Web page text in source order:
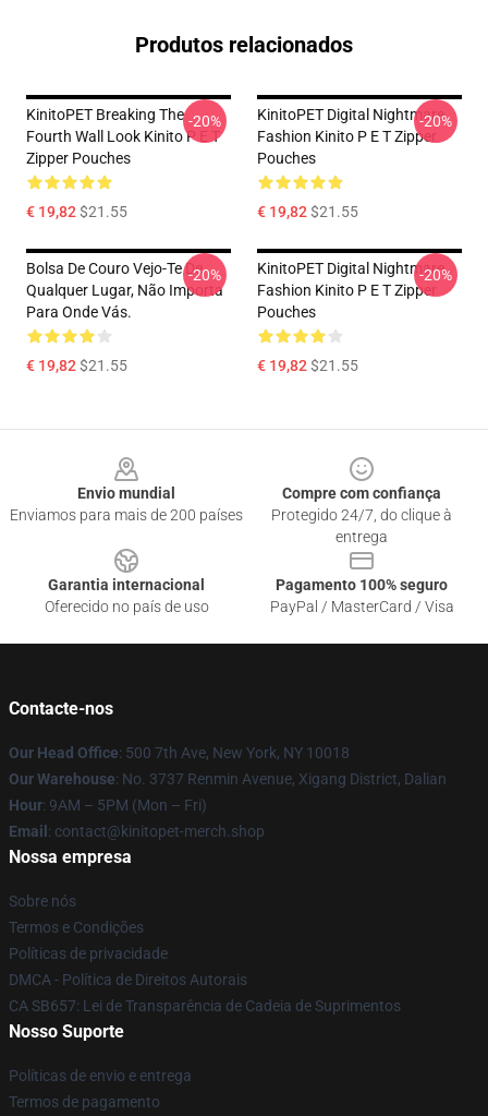
Produtos relacionados
KinitoPET Breaking The
Fourth Wall Look Kinito P E T
Zipper Pouches
€ 19,82$21.55
-20%
KinitoPET Digital Nightmare
Fashion Kinito P E T Zipper
Pouches
€ 19,82$21.55
-20%
Bolsa De Couro Vejo-Te De
Qualquer Lugar, Não Importa
Para Onde Vás.
€ 19,82$21.55
-20%
KinitoPET Digital Nightmare
Fashion Kinito P E T Zipper
Pouches
€ 19,82$21.55
-20%
Envio mundial
Enviamos para mais de 200 países
Compre com confiança
Protegido 24/7, do clique à
entrega
Garantia internacional
Oferecido no país de uso
Pagamento 100% seguro
PayPal / MasterCard / Visa
Contacte-nos
Our Head Office: 500 7th Ave, New York, NY 10018
Our Warehouse: No. 3737 Renmin Avenue, Xigang District, Dalian
Hour: 9AM – 5PM (Mon – Fri)
Email : contact@kinitopet-merch.shop
Nossa empresa
Sobre nós
Termos e Condições
Políticas de privacidade
DMCA - Política de Direitos Autorais
CA SB657: Lei de Transparência de Cadeia de Suprimentos
Nosso Suporte
Políticas de envio e entrega
Termos de pagamento